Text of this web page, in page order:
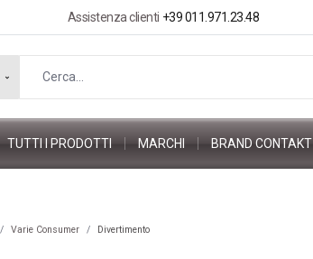
Assistenza clienti +39 011.971.23.48
TUTTI I PRODOTTI MARCHI BRAND CONTAKT
Varie Consumer Divertimento